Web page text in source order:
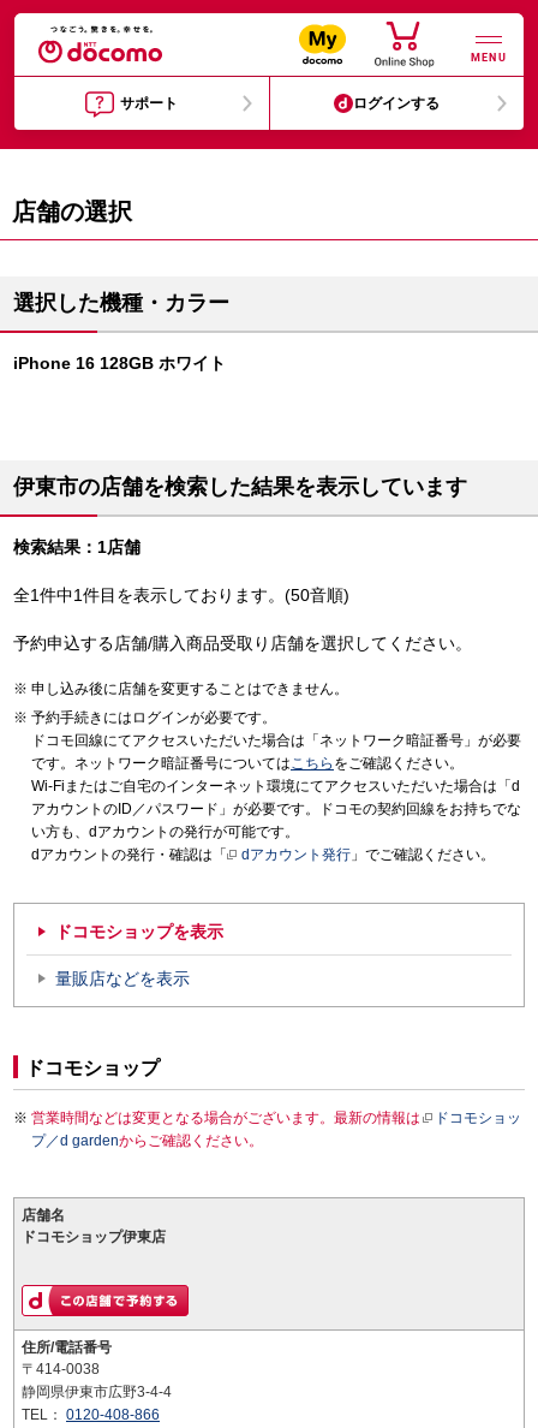
MENU
サポート ログインする
店舗の選択
選択した機種・カラー
iPhone 16 128GB ホワイト
伊東市の店舗を検索した結果を表示しています
検索結果：1店舗
全1件中1件目を表示しております。(50音順)
予約申込する店舗/購入商品受取り店舗を選択してください。
申し込み後に店舗を変更することはできません。
予約手続きにはログインが必要です。
ドコモ回線にてアクセスいただいた場合は「ネットワーク暗証番号」が必要
です。ネットワーク暗証番号についてはこちら をご確認ください。
Wi-Fiまたはご自宅のインターネット環境にてアクセスいただいた場合は「d
アカウントのID／パスワード」が必要です。ドコモの契約回線をお持ちでな
い方も、dアカウントの発行が可能です。
dアカウントの発行・確認は「
dアカウント発行 」でご確認ください。
ドコモショップを表示
量販店などを表示
ドコモショップ
営業時間などは変更となる場合がございます。最新の情報は
ドコモショッ
プ／d gardenからご確認ください。
店舗名
ドコモショップ伊東店
住所/電話番号
〒414-0038
静岡県伊東市広野3-4-4
TEL： 0120-408-866